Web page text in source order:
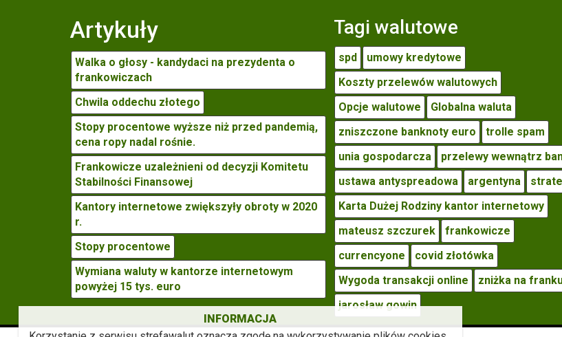
Artykuły
Walka o głosy - kandydaci na prezydenta o
frankowiczach
Chwila oddechu złotego
Stopy procentowe wyższe niż przed pandemią,
cena ropy nadal rośnie.
Frankowicze uzależnieni od decyzji Komitetu
Stabilności Finansowej
Kantory internetowe zwiększyły obroty w 2020
r.
Stopy procentowe
Wymiana waluty w kantorze internetowym
powyżej 15 tys. euro
Tagi walutowe
spd
umowy kredytowe
Koszty przelewów walutowych
Opcje walutowe
Globalna waluta
zniszczone banknoty euro
trolle spam
unia gospodarcza
przelewy wewnątrz
ustawa antyspreadowa
argentyna
Karta Dużej Rodziny kantor internetowy
mateusz szczurek
frankowicze
currencyone
covid złotówka
Wygoda transakcji online
zniżka na
jarosław gowin
INFORMACJA